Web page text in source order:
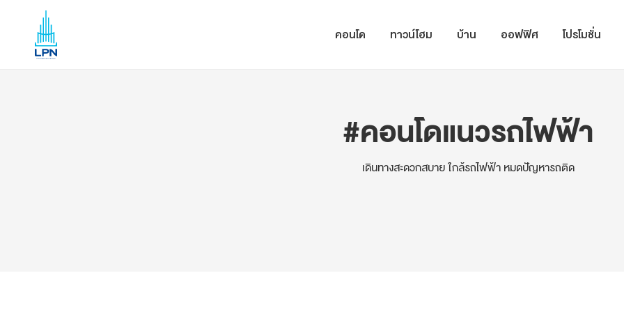
คอนโด ทาวน์โฮม บ้าน ออฟฟิศ โปรโมชั่น
#คอนโดแนวรถไฟฟ้า
เดินทางสะดวกสบาย ใกล้รถไฟฟ้า หมดปัญหารถติด